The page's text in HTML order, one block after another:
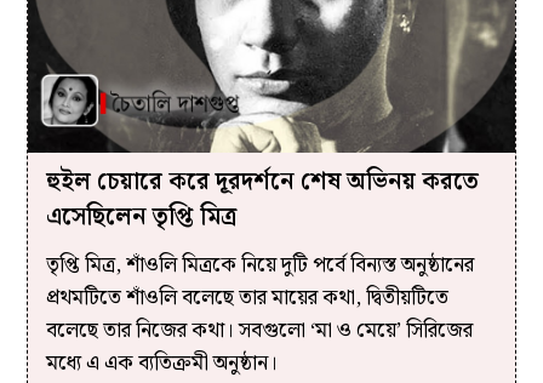
হুইল চেয়ারে করে দূরদর্শনে শেষ অভিনয় করতে
এসেছিলেন তৃপ্তি মিত্র
তৃপ্তি মিত্র, শাঁওলি মিত্রকে নিয়ে দুটি পর্বে বিন্যস্ত অনুষ্ঠানের
প্রথমটিতে শাঁওলি বলেছে তার মায়ের কথা, দ্বিতীয়টিতে
বলেছে তার নিজের কথা। সবগুলো ‘মা ও মেয়ে’ সিরিজের
মধ্যে এ এক ব্যতিক্রমী অনুষ্ঠান।